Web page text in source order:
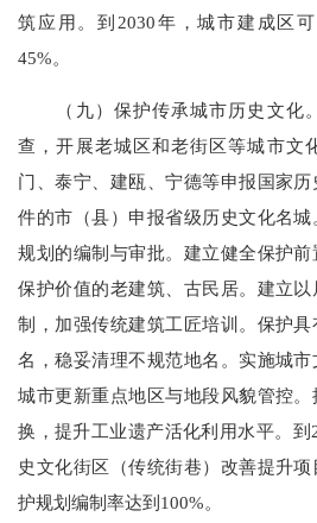
筑应用。到2030年，城市建成区
45%。
（九）保护传承城市历史文化
查，开展老城区和老街区等城市文
门、泰宁、建瓯、宁德等申报国家
件的市（县）申报省级历史文化名
规划的编制与审批。建立健全保护
保护价值的老建筑、古民居。建立
制，加强传统建筑工匠培训。保护
名，稳妥清理不规范地名。实施城
城市更新重点地区与地段风貌管控
换，提升工业遗产活化利用水平。
史文化街区（传统街巷）改善提升
护规划编制率达到100%。